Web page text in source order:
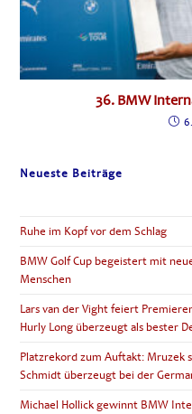
36. BMW
Neueste Beiträge
Ruhe im Kopf vor dem Schlag
BMW Golf Cup begeistert mit
Menschen
Lars van der Vight feiert
Hurly Long überzeugt als bester
Platzrekord zum Auftakt: Mruzek
Schmidt überzeugt bei der
Michael Hollick gewinnt BMW